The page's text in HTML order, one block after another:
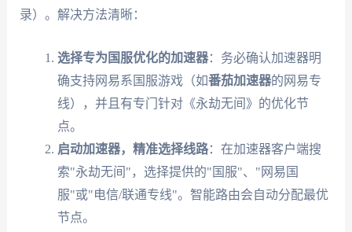
录）。解决方法清晰：
选择专为国服优化的加速器：务必确认加速器明
确支持网易系国服游戏（如番茄加速器的网易专
线），并且有专门针对《永劫无间》的优化节
点。
启动加速器，精准选择线路：在加速器客户端搜
索"永劫无间"，选择提供的"国服"、"网易国
服"或"电信/联通专线"。智能路由会自动分配最优
节点。